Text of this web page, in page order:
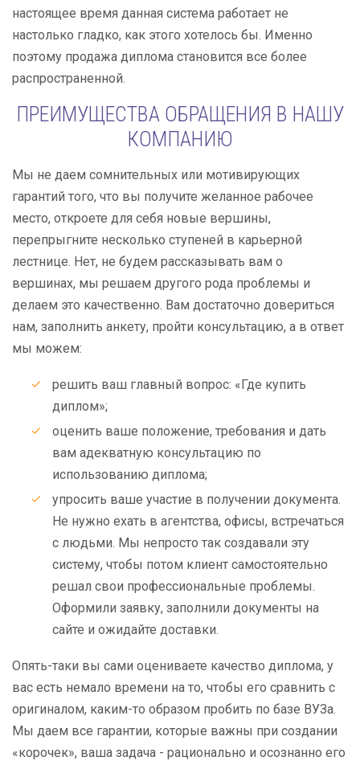
настоящее время данная система работает не
настолько гладко, как этого хотелось бы. Именно
поэтому продажа диплома становится все более
распространенной.
ПРЕИМУЩЕСТВА ОБРАЩЕНИЯ В НАШУ
КОМПАНИЮ
Мы не даем сомнительных или мотивирующих
гарантий того, что вы получите желанное рабочее
место, откроете для себя новые вершины,
перепрыгните несколько ступеней в карьерной
лестнице. Нет, не будем рассказывать вам о
вершинах, мы решаем другого рода проблемы и
делаем это качественно. Вам достаточно довериться
нам, заполнить анкету, пройти консультацию, а в ответ
мы можем:
решить ваш главный вопрос: «Где купить
диплом»;
оценить ваше положение, требования и дать
вам адекватную консультацию по
использованию диплома;
упросить ваше участие в получении документа.
Не нужно ехать в агентства, офисы, встречаться
с людьми. Мы непросто так создавали эту
систему, чтобы потом клиент самостоятельно
решал свои профессиональные проблемы.
Оформили заявку, заполнили документы на
сайте и ожидайте доставки.
Опять-таки вы сами оцениваете качество диплома, у
вас есть немало времени на то, чтобы его сравнить с
оригиналом, каким-то образом пробить по базе ВУЗа.
Мы даем все гарантии, которые важны при создании
«корочек», ваша задача - рационально и осознанно его